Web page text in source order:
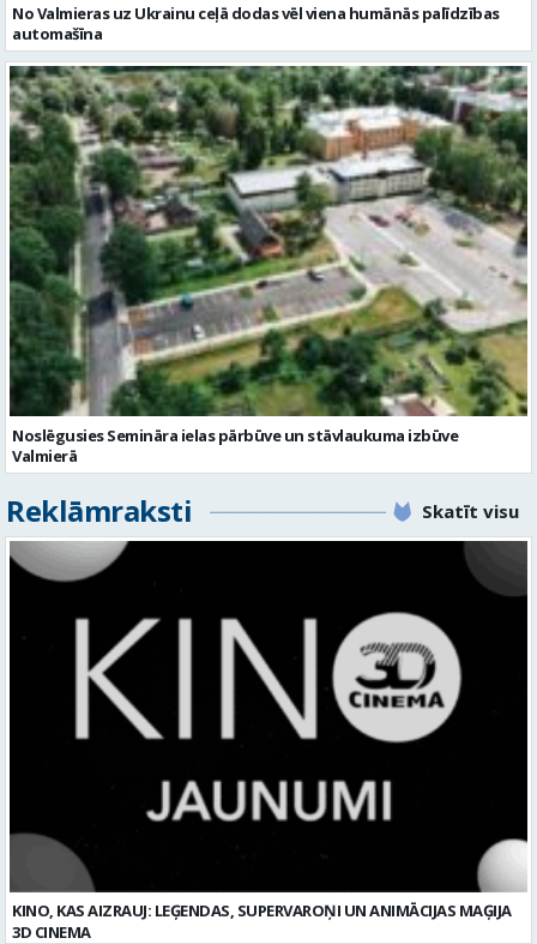
No Valmieras uz Ukrainu ceļā dodas vēl viena humānās palīdzības
automašīna
Noslēgusies Semināra ielas pārbūve un stāvlaukuma izbūve
Valmierā
Reklāmraksti Skatīt visu
KINO, KAS AIZRAUJ: LEĢENDAS, SUPERVAROŅI UN ANIMĀCIJAS MAĢIJA
3D CINEMA